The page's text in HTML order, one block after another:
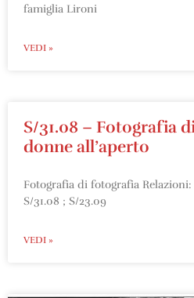
famiglia Lironi
VEDI »
S/31.08 – Fotografia
donne all’aperto
Fotografia di fotografia Relazioni:
S/31.08 ; S/23.09
VEDI »